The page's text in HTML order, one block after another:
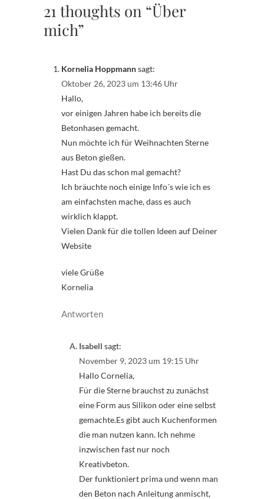
21 thoughts on “Über
mich”
Kornelia Hoppmannsagt:
Oktober 26, 2023 um 13:46 Uhr
Hallo,
vor einigen Jahren habe ich bereits die
Betonhasen gemacht.
Nun möchte ich für Weihnachten Sterne
aus Beton gießen.
Hast Du das schon mal gemacht?
Ich bräuchte noch einige Info´s wie ich es
am einfachsten mache, dass es auch
wirklich klappt.
Vielen Dank für die tollen Ideen auf Deiner
Website
viele Grüße
Kornelia
Antworten
Isabell sagt:
November 9, 2023 um 19:15 Uhr
Hallo Cornelia,
Für die Sterne brauchst zu zunächst
eine Form aus Silikon oder eine selbst
gemachte.Es gibt auch Kuchenformen
die man nutzen kann. Ich nehme
inzwischen fast nur noch
Kreativbeton.
Der funktioniert prima und wenn man
den Beton nach Anleitung anmischt,